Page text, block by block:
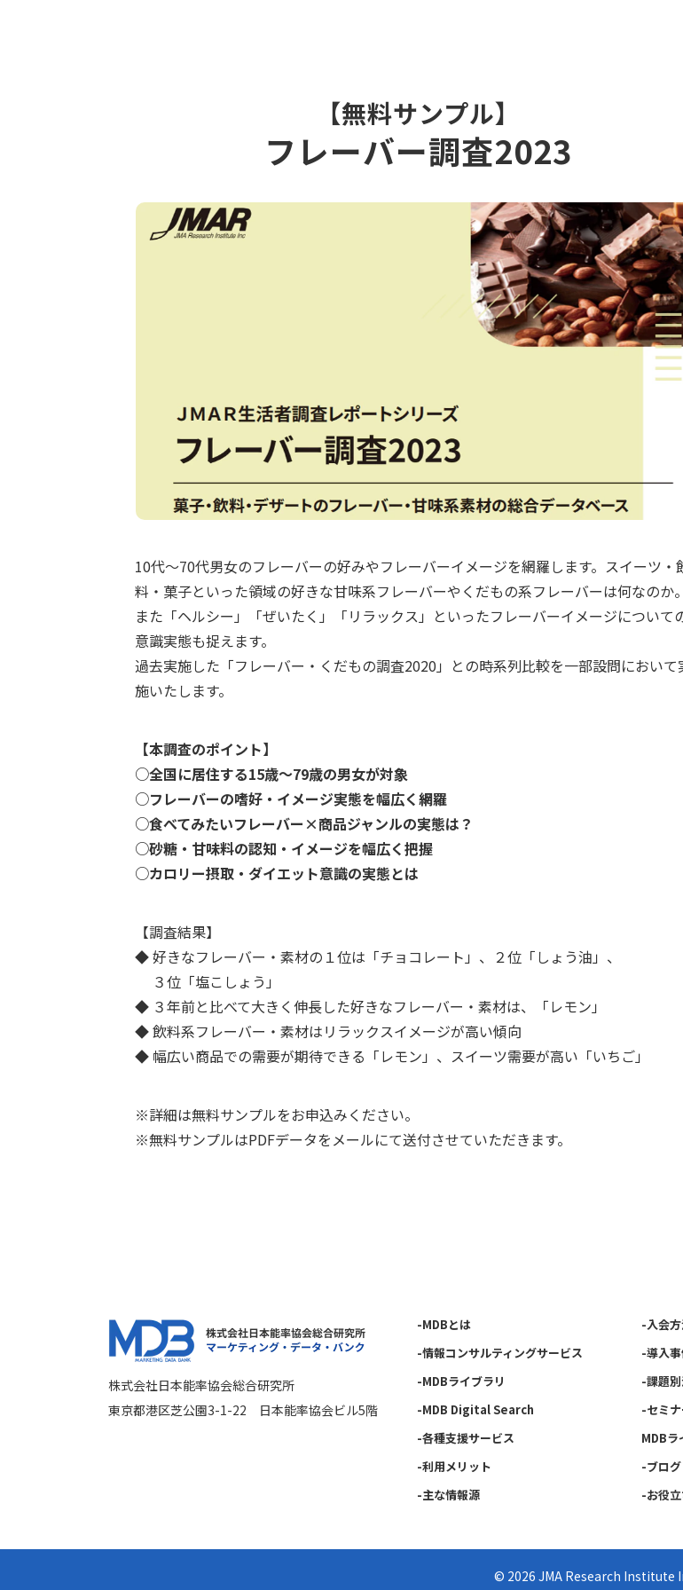
【無料サンプル】
フレーバー調査2023
10代～70代男女のフレーバーの好みやフレーバーイメージを網羅します。スイーツ・
料・菓子といった領域の好きな甘味系フレーバーやくだもの系フレーバーは何なのか。
また「ヘルシー」「ぜいたく」「リラックス」といったフレーバーイメージについて
意識実態も捉えます。
過去実施した「フレーバー・くだもの調査2020」との時系列比較を一部設問において
施いたします。
【本調査のポイント】
○全国に居住する15歳～79歳の男女が対象
○フレーバーの嗜好・イメージ実態を幅広く網羅
○食べてみたいフレーバー×商品ジャンルの実態は？
○砂糖・甘味料の認知・イメージを幅広く把握
○カロリー摂取・ダイエット意識の実態とは
【調査結果】
◆ 好きなフレーバー・素材の１位は「チョコレート」、２位「しょう油」、
３位「塩こしょう」
◆ ３年前と比べて大きく伸長した好きなフレーバー・素材は、「レモン」
◆ 飲料系フレーバー・素材はリラックスイメージが高い傾向
◆ 幅広い商品での需要が期待できる「レモン」、スイーツ需要が高い「いちご」
※詳細は無料サンプルをお申込みください。
※無料サンプルはPDFデータをメールにて送付させていただきます。
株式会社日本能率協会総合研究所
東京都港区芝公園3-1-22 日本能率協会ビル5階
-MDBとは
-情報コンサルティングサービス
-MDBライブラリ
-MDB Digital Search
-各種支援サービス
-利用メリット
-主な情報源
-入会
-導入
-課題
-セミ
MDBラ
-ブログ
-お役
© 2026 JMA Research Institute